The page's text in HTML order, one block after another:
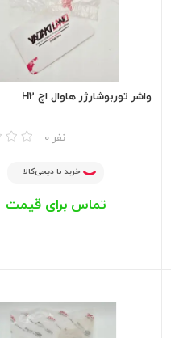
واشر توربوشارژر هاوال اچ H2
0 نفر
خرید با دیجی‌کالا
تماس برای قیمت